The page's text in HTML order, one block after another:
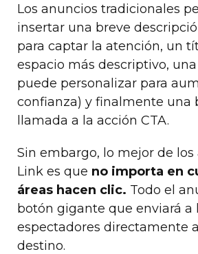
Los anuncios tradicionales
insertar una breve
para captar la atención, un
espacio más descriptivo, una
puede personalizar para
confianza) y finalmente una
llamada a la acción CTA.
Sin embargo, lo mejor de los
Link es que no importa en
áreas hacen clic. Todo el
botón gigante que enviará a
espectadores directamente
destino.